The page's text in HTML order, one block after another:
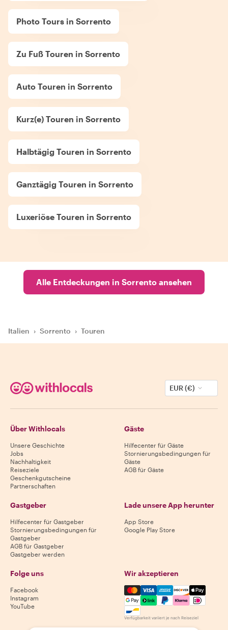
Photo Tours in Sorrento
Zu Fuß Touren in Sorrento
Auto Touren in Sorrento
Kurz(e) Touren in Sorrento
Halbtägig Touren in Sorrento
Ganztägig Touren in Sorrento
Luxeriöse Touren in Sorrento
Alle Entdeckungen in Sorrento ansehen
Italien › Sorrento › Touren
EUR (€)
Über Withlocals
Unsere Geschichte
Jobs
Nachhaltigkeit
Reiseziele
Geschenkgutscheine
Partnerschaften
Gäste
Hilfecenter für Gäste
Stornierungsbedingungen für
Gäste
AGB für Gäste
Gastgeber
Hilfecenter für Gastgeber
Stornierungsbedingungen für
Gastgeber
AGB für Gastgeber
Gastgeber werden
Lade unsere App herunter
App Store
Google Play Store
Folge uns
Facebook
Instagram
YouTube
Wir akzeptieren
Mastercard, Visa, Amex,
Verfügbarkeit variiert je nach Reiseziel